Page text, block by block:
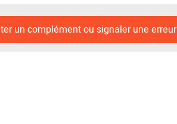
un complément ou signaler une erreur